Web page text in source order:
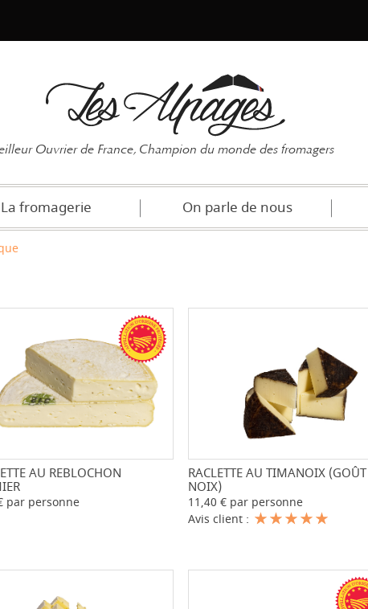
Ouvrier de France, Champion du monde des fromagers
La fromagerie On parle de nous
-
AU REBLOCHON
par personne
- +
RACLETTE AU TIMANOIX (GOÛT
NOIX)
11,40 € par personne
Avis client :